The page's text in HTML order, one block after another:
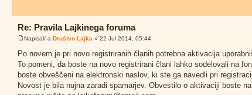
Re: Pravila Lajkinega foruma
Napisal/-a Društvo Lajka » 22 Jul 2014, 05:44
Po novem je pri novo registriranih članih potrebna aktivacija
To pomeni, da boste na novo registrirani člani lahko sodelovali na
boste obveščeni na elektronski naslov, ki ste ga navedli pri
Novost je bila nujna zaradi spamarjev. Obvestilo o aktivaciji boste